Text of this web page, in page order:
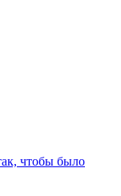
чтобы было